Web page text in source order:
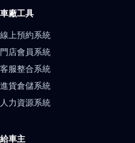
車廠工具
線上預約系統
門店會員系統
客服整合系統
進貨倉儲系統
人力資源系統
給車主